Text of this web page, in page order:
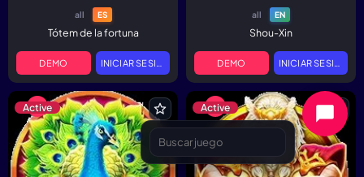
all ES
Tótem de la fortuna
DEMO INICIAR SESIÓN
all EN
Shou-Xin
DEMO INICIAR SESIÓN
Active Active